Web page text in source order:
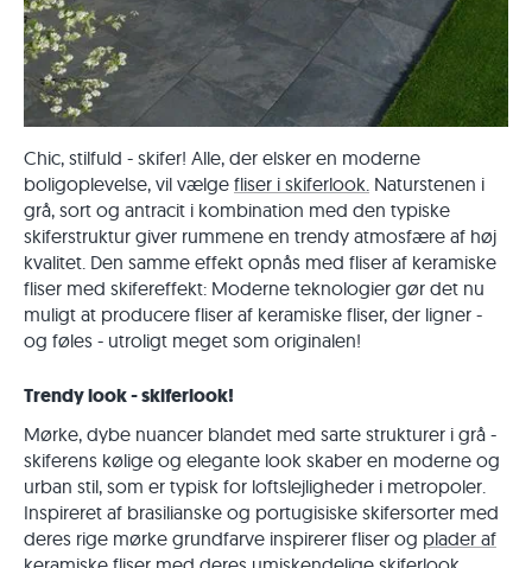
Chic, stilfuld - skifer! Alle, der elsker en moderne
boligoplevelse, vil vælge fliser i skiferlook. Naturstenen i
grå, sort og antracit i kombination med den typiske
skiferstruktur giver rummene en trendy atmosfære af høj
kvalitet. Den samme effekt opnås med fliser af keramiske
fliser med skifereffekt: Moderne teknologier gør det nu
muligt at producere fliser af keramiske fliser, der ligner -
og føles - utroligt meget som originalen!
Trendy look - skiferlook!
Mørke, dybe nuancer blandet med sarte strukturer i grå -
skiferens kølige og elegante look skaber en moderne og
urban stil, som er typisk for loftslejligheder i metropoler.
Inspireret af brasilianske og portugisiske skifersorter med
deres rige mørke grundfarve inspirerer fliser og plader af